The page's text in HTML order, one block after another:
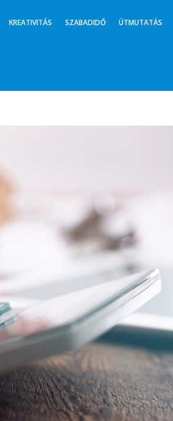
KREATIVITÁS SZABADIDŐ ÚTMUTATÁS